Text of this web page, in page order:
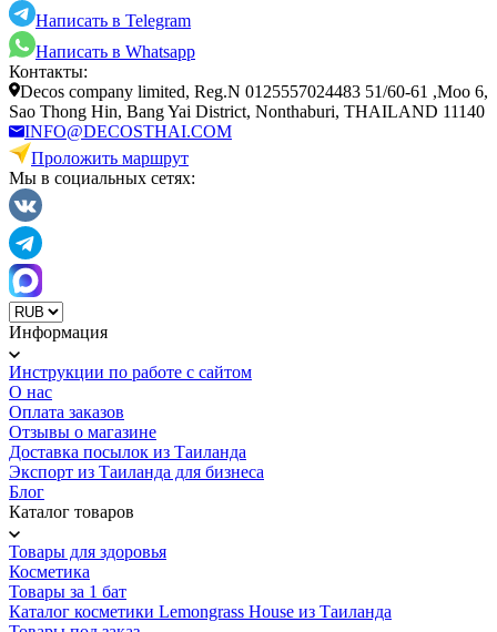
Написать в Telegram
Написать в Whatsapp
Контакты:
Decos company limited, Reg.N 0125557024483 51/60-61 ,Moo 6,
Sao Thong Hin, Bang Yai District, Nonthaburi, THAILAND 11140
INFO@DECOSTHAI.COM
Проложить маршрут
Мы в социальных сетях:
Информация
Инструкции по работе с сайтом
О нас
Оплата заказов
Отзывы о магазине
Доставка посылок из Таиланда
Экспорт из Таиланда для бизнеса
Блог
Каталог товаров
Товары для здоровья
Косметика
Товары за 1 бат
Каталог косметики Lemongrass House из Таиланда